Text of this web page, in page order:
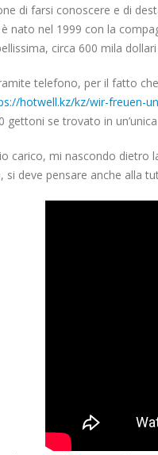
di farsi conoscere e di
nato nel 1999 con la
circa 600 mila
telefono, per il fatto
hotwell.kz/kz/wir-freuen-
gettoni se trovato in
carico, mi nascondo dietro
deve pensare anche alla